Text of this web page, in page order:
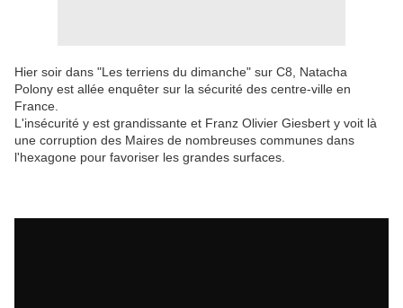
Hier soir dans "Les terriens du dimanche" sur C8, Natacha
Polony est allée enquêter sur la sécurité des centre-ville en
France.
L'insécurité y est grandissante et Franz Olivier Giesbert y voit là
une corruption des Maires de nombreuses communes dans
l'hexagone pour favoriser les grandes surfaces.